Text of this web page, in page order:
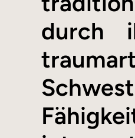
durch